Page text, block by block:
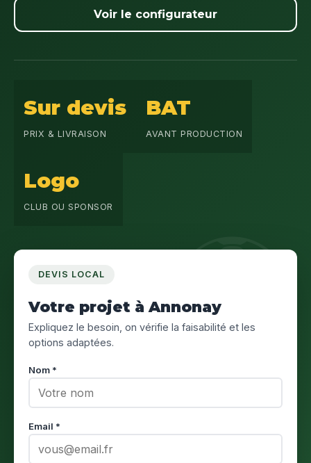
Voir le configurateur
Sur devis
PRIX & LIVRAISON
BAT
AVANT PRODUCTION
Logo
CLUB OU SPONSOR
DEVIS LOCAL
Votre projet à Annonay
Expliquez le besoin, on vérifie la faisabilité et les
options adaptées.
Nom *
Email *